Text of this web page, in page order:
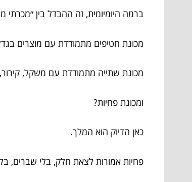
ברמה היומיומית, זה ההבדל בין ״מכרתי
מכונת חטיפים מתמודדת עם מוצרים
מכונת שתייה מתמודדת עם משקל,
ומכונת פחיות?
כאן הדיוק הוא המלך.
פחיות אמורות לצאת חלק, בלי שברים,